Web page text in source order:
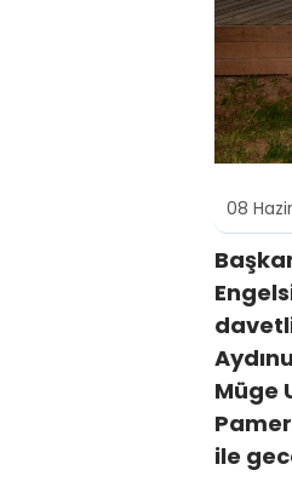
08
Müge
ile